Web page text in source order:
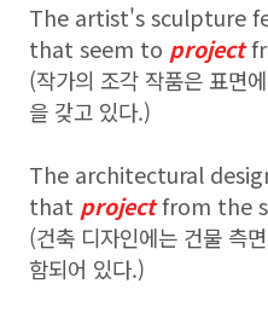
The artist's sculpture
that seem to project
(작가의 조각 작품은 표면
을 갖고 있다.)
The architectural
that projectfrom the
(건축 디자인에는 건물 측
함되어 있다.)